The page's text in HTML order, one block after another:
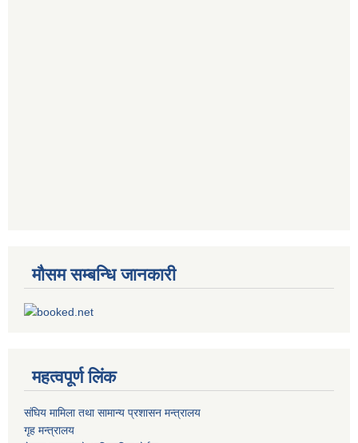
मौसम सम्बन्धि जानकारी
महत्वपूर्ण लिंक
संघिय मामिला तथा सामान्य प्रशासन मन्त्रालय
गृह मन्त्रालय